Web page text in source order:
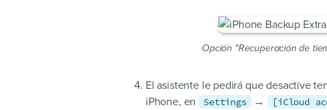
Opción "Recuperación de
El asistente le pedirá que desactive
iPhone, en
Settings → [iCloud